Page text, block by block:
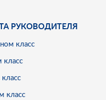
РУКОВОДИТЕЛЯ
класс
класс